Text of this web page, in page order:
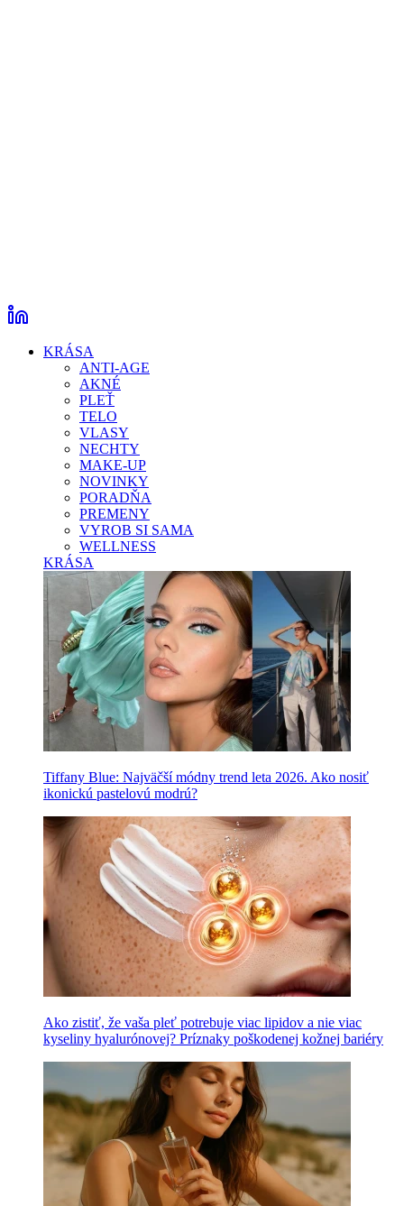
KRÁSA
ANTI-AGE
AKNÉ
PLEŤ
TELO
VLASY
NECHTY
MAKE-UP
NOVINKY
PORADŇA
PREMENY
VYROB SI SAMA
WELLNESS
KRÁSA
Tiffany Blue: Najväčší módny trend leta 2026. Ako nosiť
ikonickú pastelovú modrú?
Ako zistiť, že vaša pleť potrebuje viac lipidov a nie viac
kyseliny hyalurónovej? Príznaky poškodenej kožnej bariéry